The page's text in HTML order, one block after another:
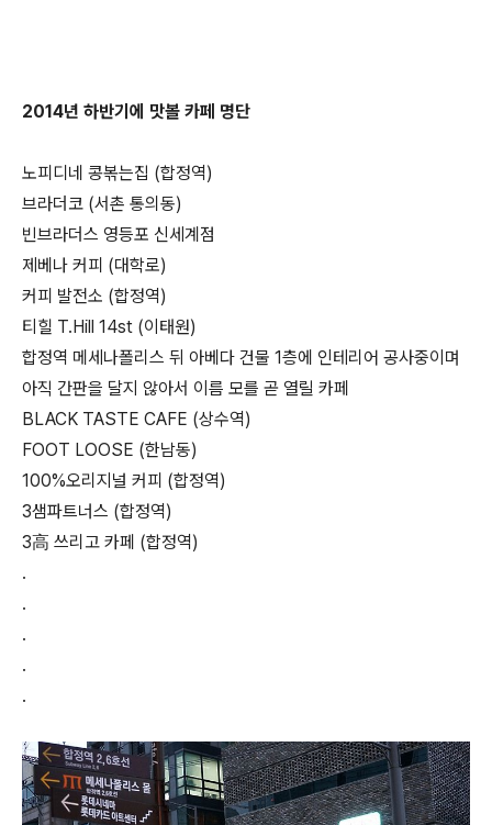
2014년 하반기에 맛볼 카페 명단
노피디네 콩볶는집 (합정역)
브라더코 (서촌 통의동)
빈브라더스 영등포 신세계점
제베나 커피 (대학로)
커피 발전소 (합정역)
티힐 T.Hill 14st (이태원)
합정역 메세나폴리스 뒤 아베다 건물 1층에 인테리어 공사중이며
아직 간판을 달지 않아서 이름 모를 곧 열릴 카페
BLACK TASTE CAFE (상수역)
FOOT LOOSE (한남동)
100%오리지널 커피 (합정역)
3샘파트너스 (합정역)
3高 쓰리고 카페 (합정역)
.
.
.
.
.